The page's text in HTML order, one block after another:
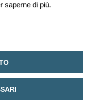
saperne di più.